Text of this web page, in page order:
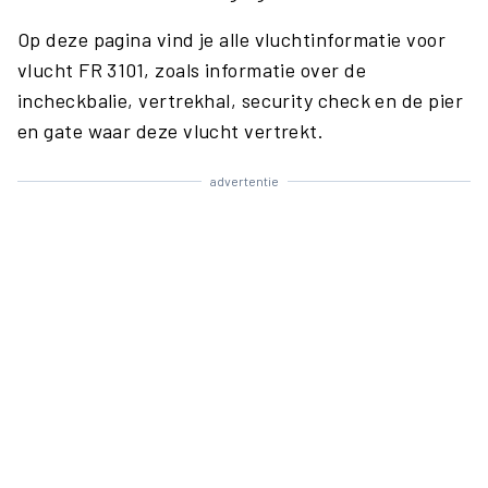
Op deze pagina vind je alle vluchtinformatie voor
vlucht FR 3101, zoals informatie over de
incheckbalie, vertrekhal, security check en de pier
en gate waar deze vlucht vertrekt.
advertentie